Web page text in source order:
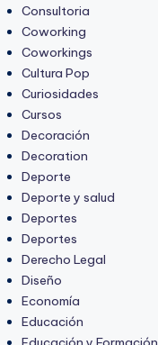
Consultoria
Coworking
Coworkings
Cultura Pop
Curiosidades
Cursos
Decoración
Decoration
Deporte
Deporte y salud
Deportes
Deportes
Derecho Legal
Diseño
Economía
Educación